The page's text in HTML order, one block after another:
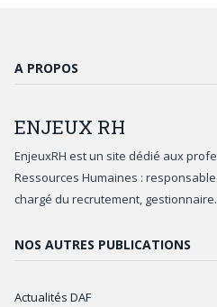
A PROPOS
ENJEUX RH
EnjeuxRH est un site dédié aux
Ressources Humaines :
chargé du recrutement, gestionnaire.
NOS AUTRES PUBLICATIONS
Actualités DAF